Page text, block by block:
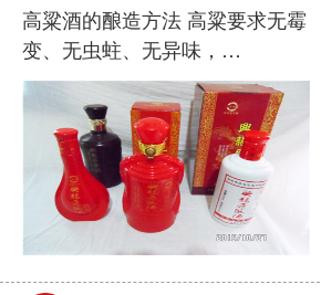
高粱酒的酿造方法 高粱要求无霉
变、无虫蛀、无异味，…